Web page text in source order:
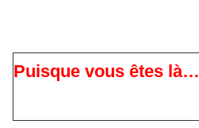
Puisque vous êtes là…